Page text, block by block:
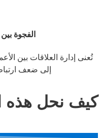
الفجوة
تُعنى إدارة العلاقات بين
إلى ضعف
كيف نحل هذه